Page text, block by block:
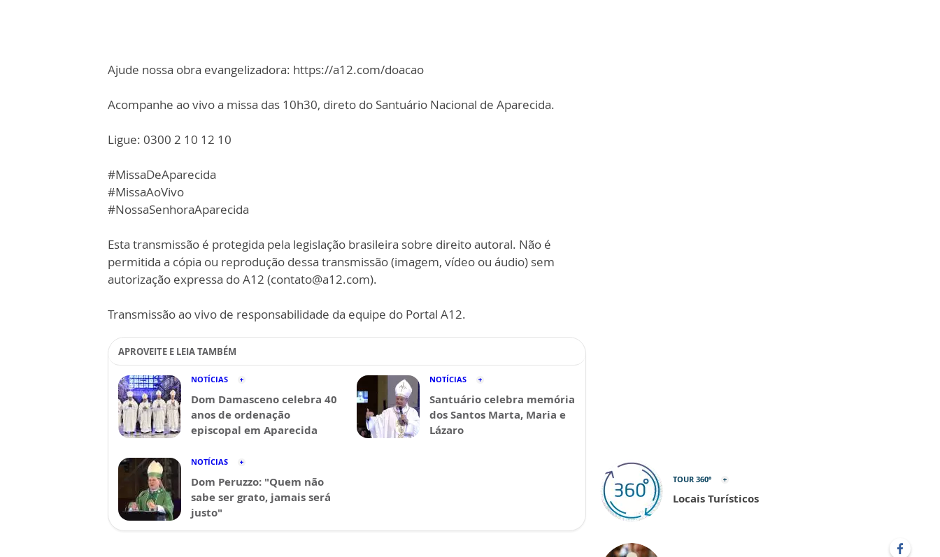
Ajude nossa obra evangelizadora: https://a12.com/doacao
Acompanhe ao vivo a missa das 10h30, direto do Santuário Nacional de Aparecida.
Ligue: 0300 2 10 12 10
#MissaDeAparecida
#MissaAoVivo
#NossaSenhoraAparecida
Esta transmissão é protegida pela legislação brasileira sobre direito autoral. Não é
permitida a cópia ou reprodução dessa transmissão (imagem, vídeo ou áudio) sem
autorização expressa do A12 (contato@a12.com).
Transmissão ao vivo de responsabilidade da equipe do Portal A12.
APROVEITE E LEIA TAMBÉM
NOTÍCIAS
Dom Damasceno celebra 40
anos de ordenação
episcopal em Aparecida
NOTÍCIAS
Santuário celebra memória
dos Santos Marta, Maria e
Lázaro
NOTÍCIAS
Dom Peruzzo: "Quem não
sabe ser grato, jamais será
justo"
TOUR 360º
Locais Turísticos